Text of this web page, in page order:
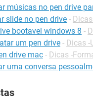
músicas no pen drive
slide no pen drive -
bootavel windows 8 -
um pen drive - Dicas -
drive mac - Dicas -
uma conversa